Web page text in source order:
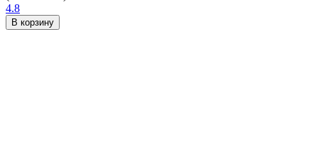
4.8
В корзину